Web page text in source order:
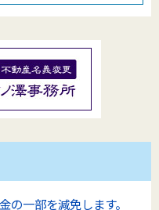
一部を減免します。